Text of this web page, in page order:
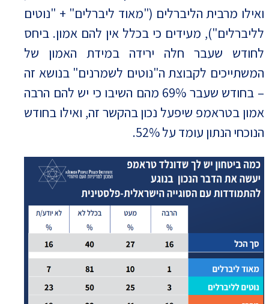
ואילו מרבית הליברלים ("מאוד ליברלים" + "נוטים
לליברלים"), מעידים כי בכלל אין להם אמון. ביחס
לחודש שעבר חלה ירידה במידת האמון של
המשתייכים לקבוצת ה"נוטים לשמרנים" בנושא זה
– בחודש שעבר 69% מהם השיבו כי יש להם הרבה
אמון בטראמפ שיפעל נכון בהקשר זה, ואילו בחודש
הנוכחי הנתון עומד על 52%.